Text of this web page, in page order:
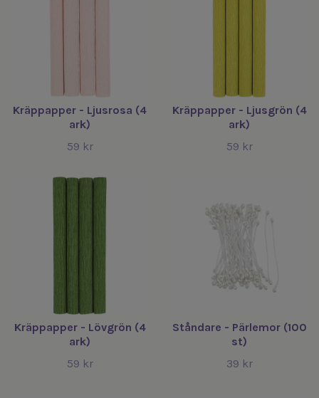
Kräppapper - Ljusrosa (4
ark)
59 kr
Kräppapper - Ljusgrön (4
ark)
59 kr
Kräppapper - Lövgrön (4
ark)
59 kr
Ståndare - Pärlemor (100
st)
39 kr